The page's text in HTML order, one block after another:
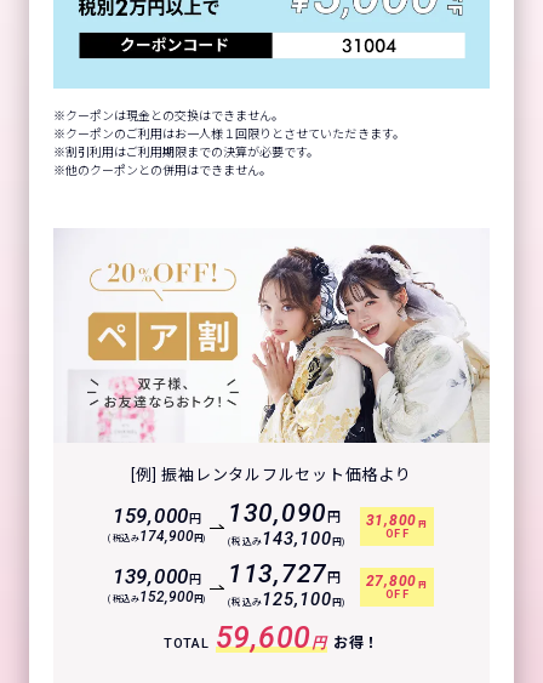
クーポンは現金との交換はできません。
クーポンのご利用はお一人様１回限りとさせていただきます。
割引利用はご利用期限までの決算が必要です。
他のクーポンとの併用はできません。
[例] 振袖レンタルフルセット価格より
159,000円
(税込み174,900円)
130,090 円
(税込み143,100 円)
31,800 円
OFF
139,000円
(税込み152,900円)
113,727 円
(税込み125,100 円)
27,800 円
OFF
TOTAL 59,600円 お得！